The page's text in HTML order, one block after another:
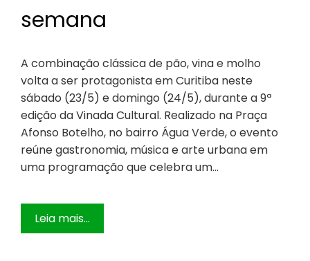
semana
A combinação clássica de pão, vina e molho
volta a ser protagonista em Curitiba neste
sábado (23/5) e domingo (24/5), durante a 9ª
edição da Vinada Cultural. Realizado na Praça
Afonso Botelho, no bairro Água Verde, o evento
reúne gastronomia, música e arte urbana em
uma programação que celebra um…
Leia mais...